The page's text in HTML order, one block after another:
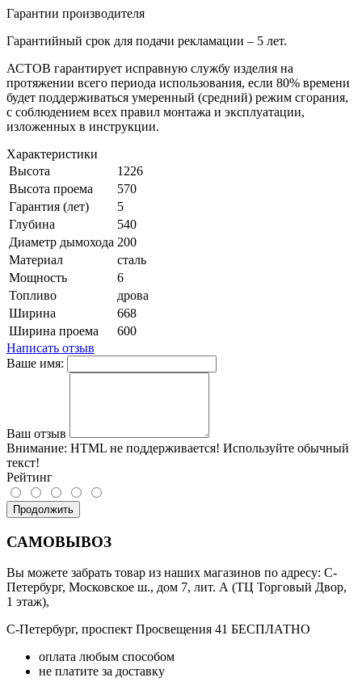
Гарантии производителя
Гарантийный срок для подачи рекламации – 5 лет.
АСТОВ гарантирует исправную службу изделия на
протяжении всего периода использования, если 80% времени
будет поддерживаться умеренный (средний) режим сгорания,
с соблюдением всех правил монтажа и эксплуатации,
изложенных в инструкции.
Характеристики
Высота
1226
Высота проема
570
Гарантия (лет)
5
Глубина
540
Диаметр дымохода 200
Материал
сталь
Мощность
6
Топливо
дрова
Ширина
668
Ширина проема
600
Написать отзыв
Ваше имя:
Ваш отзыв
Внимание: HTML не поддерживается! Используйте обычный
текст!
Рейтинг
Продолжить
САМОВЫВОЗ
Вы можете забрать товар из наших магазинов по адресу: С-
Петербург, Московское ш., дом 7, лит. А (ТЦ Торговый Двор,
1 этаж),
С-Петербург, проспект Просвещения 41 БЕСПЛАТНО
оплата любым способом
не платите за доставку